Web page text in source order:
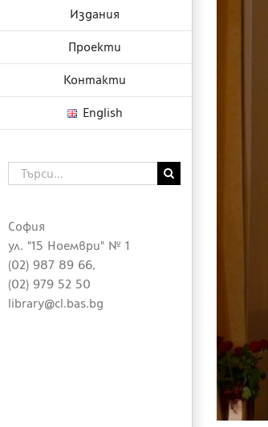
Издания
Проекти
Контакти
English
София
ул. "15 Ноември" № 1
(02) 987 89 66,
(02) 979 52 50
library@cl.bas.bg
Търсене
...